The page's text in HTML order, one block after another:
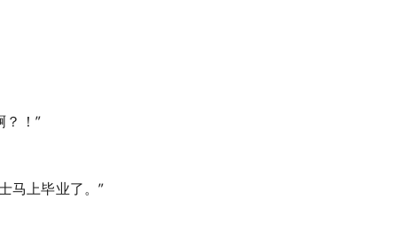
？！”
马上毕业了。”